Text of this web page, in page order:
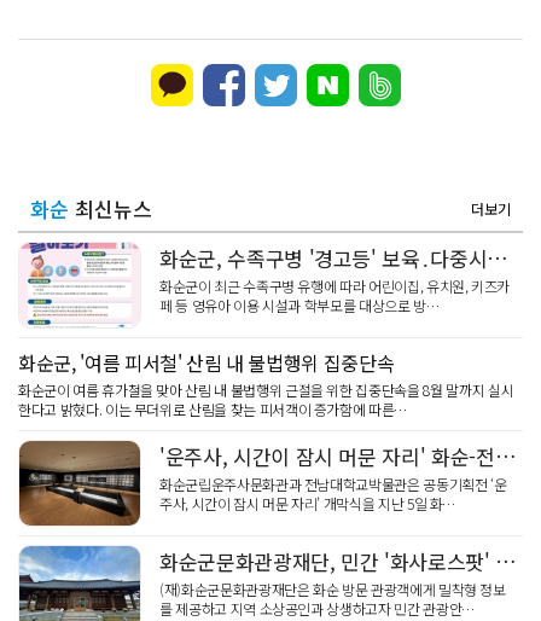
화순 최신뉴스 더보기
화순군, 수족구병 '경고등' 보육․다중시설 방역관리 강화
화순군이 최근 수족구병 유행에 따라 어린이집, 유치원, 키즈카
페 등 영유아 이용 시설과 학부모를 대상으로 방…
화순군, '여름 피서철' 산림 내 불법행위 집중단속
화순군이 여름 휴가철을 맞아 산림 내 불법행위 근절을 위한 집중단속을 8월 말까지 실시
한다고 밝혔다. 이는 무더위로 산림을 찾는 피서객이 증가함에 따른…
'운주사, 시간이 잠시 머문 자리' 화순-전남대 박물관 공동기획전
화순군립운주사문화관과 전남대학교박물관은 공동기획전 ‘운
주사, 시간이 잠시 머문 자리’ 개막식을 지난 5일 화…
화순군문화관광재단, 민간 '화사로스팟' 모집... 내 가게가 관광안내소?
(재)화순군문화관광재단은 화순 방문 관광객에게 밀착형 정보
를 제공하고 지역 소상공인과 상생하고자 민간 관광안…